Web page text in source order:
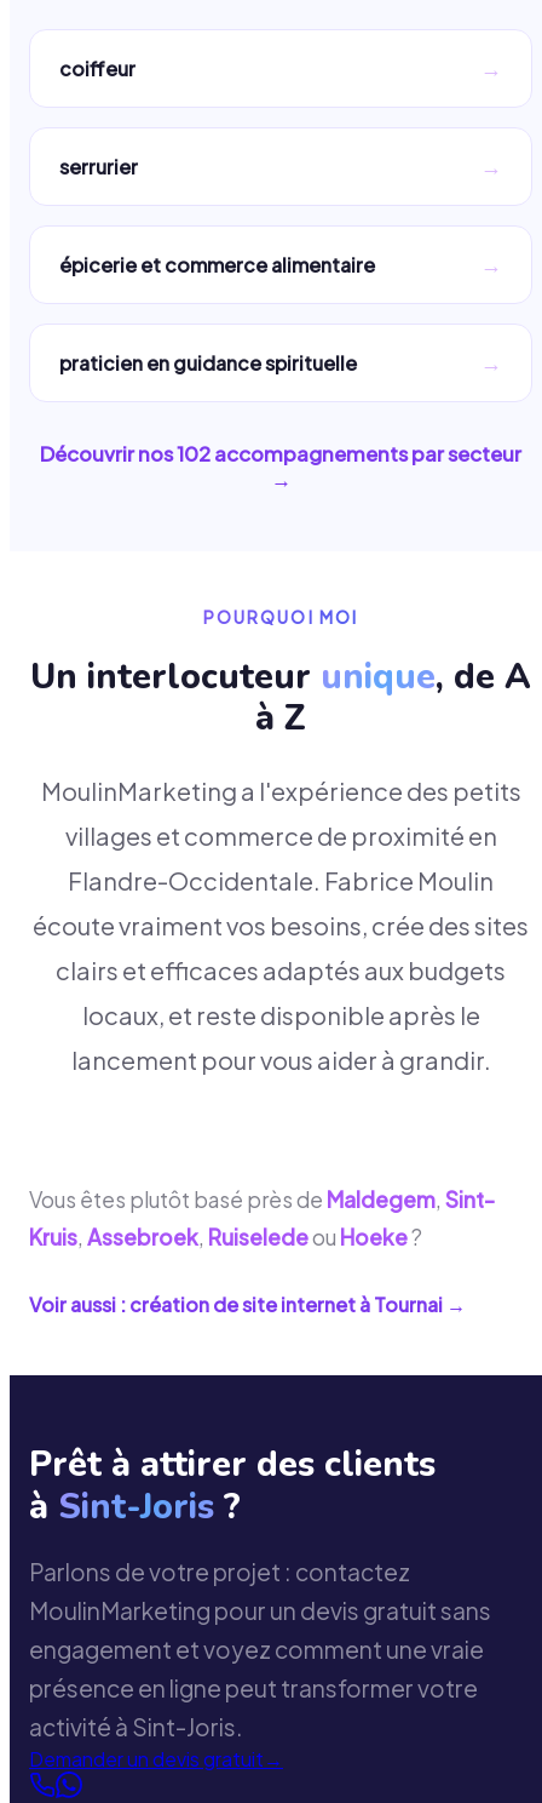
coiffeur →
serrurier →
épicerie et commerce alimentaire →
praticien en guidance spirituelle →
Découvrir nos102accompagnements par secteur
→
POURQUOI MOI
Un interlocuteur unique, de A
à Z
MoulinMarketing a l'expérience des petits
villages et commerce de proximité en
Flandre-Occidentale. Fabrice Moulin
écoute vraiment vos besoins, crée des sites
clairs et efficaces adaptés aux budgets
locaux, et reste disponible après le
lancement pour vous aider à grandir.
Vous êtes plutôt basé près de Maldegem, Sint-
Kruis, Assebroek, Ruiseledeou Hoeke?
Voir aussi : création de site internet àTournai →
Prêt à attirer des clients
à Sint-Joris ?
Parlons de votre projet : contactez
MoulinMarketing pour un devis gratuit sans
engagement et voyez comment une vraie
présence en ligne peut transformer votre
activité à Sint-Joris.
Demander un devis gratuit→